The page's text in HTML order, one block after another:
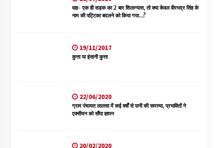
वाह- एक ही सड़क का 2 बार शिलान्यास, तो क्या केवल वीरभद्र सिंह के
नाम की पट्टिका बदलने को किया गया…?
19/11/2017
कुत्ता या इंसानी कुत्ता
22/06/2020
ग्राम पंचायत लालसा में कई वर्षों से पानी की समस्या, प्रभावितों ने
एक्सीयन को सौंपा ज्ञापन
20/02/2020